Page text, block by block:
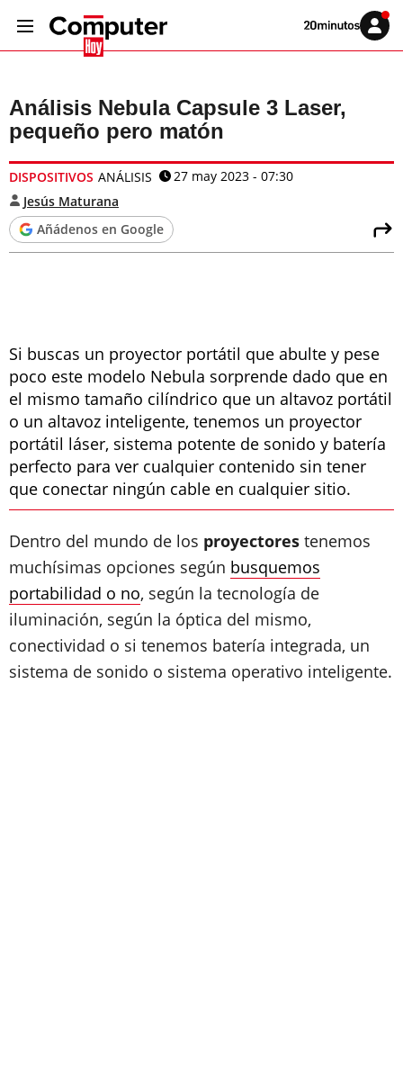
Volver
Iniciar
sesión
Análisis Nebula Capsule 3 Laser,
pequeño pero matón
DISPOSITIVOS ANÁLISIS
27 may 2023 - 07:30
Jesús Maturana
Añádenos en Google
Si buscas un proyector portátil que abulte y pese
poco este modelo Nebula sorprende dado que en
el mismo tamaño cilíndrico que un altavoz portátil
o un altavoz inteligente, tenemos un proyector
portátil láser, sistema potente de sonido y batería
perfecto para ver cualquier contenido sin tener
que conectar ningún cable en cualquier sitio.
Dentro del mundo de los proyectores tenemos
muchísimas opciones según busquemos
portabilidad o no, según la tecnología de
iluminación, según la óptica del mismo,
conectividad o si tenemos batería integrada, un
sistema de sonido o sistema operativo inteligente.